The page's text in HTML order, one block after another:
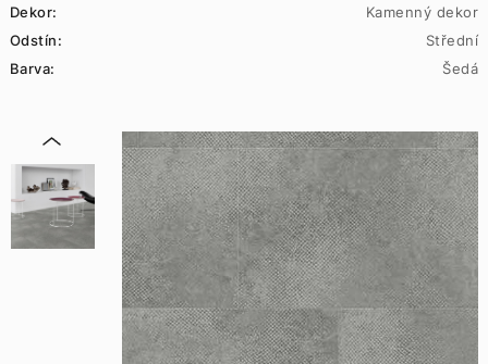
Dekor:
Kamenný dekor
Odstín:
Střední
Barva:
Šedá